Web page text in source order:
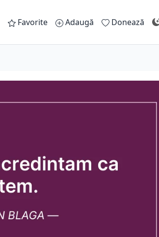
Favorite Adaugă Donează